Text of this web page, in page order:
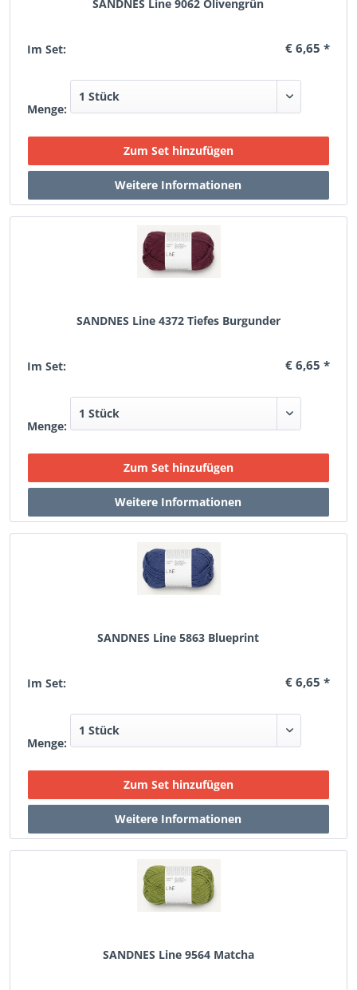
SANDNES Line 9062 Olivengrün
Im Set: € 6,65 *
Menge:
SANDNES Line 4372 Tiefes Burgunder
Im Set: € 6,65 *
Menge:
SANDNES Line 5863 Blueprint
Im Set: € 6,65 *
Menge:
SANDNES Line 9564 Matcha